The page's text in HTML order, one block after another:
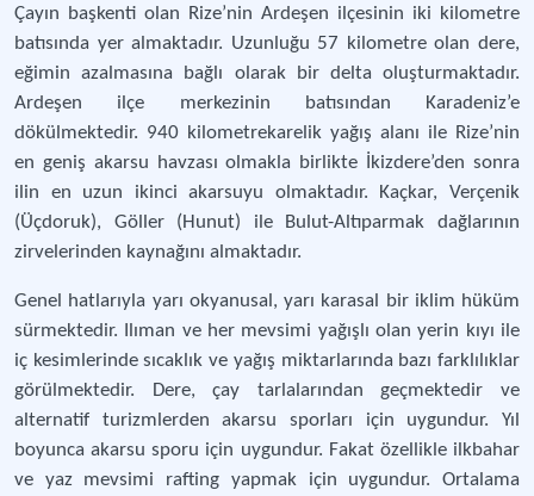
Çayın başkenti olan Rize’nin Ardeşen ilçesinin iki kilometre
batısında yer almaktadır. Uzunluğu 57 kilometre olan dere,
eğimin azalmasına bağlı olarak bir delta oluşturmaktadır.
Ardeşen ilçe merkezinin batısından Karadeniz’e
dökülmektedir. 940 kilometrekarelik yağış alanı ile Rize’nin
en geniş akarsu havzası olmakla birlikte İkizdere’den sonra
ilin en uzun ikinci akarsuyu olmaktadır. Kaçkar, Verçenik
(Üçdoruk), Göller (Hunut) ile Bulut-Altıparmak dağlarının
zirvelerinden kaynağını almaktadır.
Genel hatlarıyla yarı okyanusal, yarı karasal bir iklim hüküm
sürmektedir. Ilıman ve her mevsimi yağışlı olan yerin kıyı ile
iç kesimlerinde sıcaklık ve yağış miktarlarında bazı farklılıklar
görülmektedir. Dere, çay tarlalarından geçmektedir ve
alternatif turizmlerden akarsu sporları için uygundur. Yıl
boyunca akarsu sporu için uygundur. Fakat özellikle ilkbahar
ve yaz mevsimi rafting yapmak için uygundur. Ortalama